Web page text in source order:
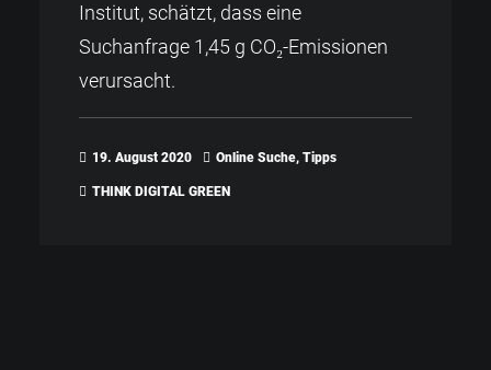
Institut, schätzt, dass eine
Suchanfrage 1,45 g CO₂-Emissionen
verursacht.
19. August 2020 Online Suche, Tipps
THINK DIGITAL GREEN